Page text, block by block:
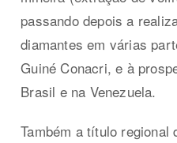
passando depois a
diamantes em várias
Guiné Conacri, e à
Brasil e na Venezuela.
Também a título regional